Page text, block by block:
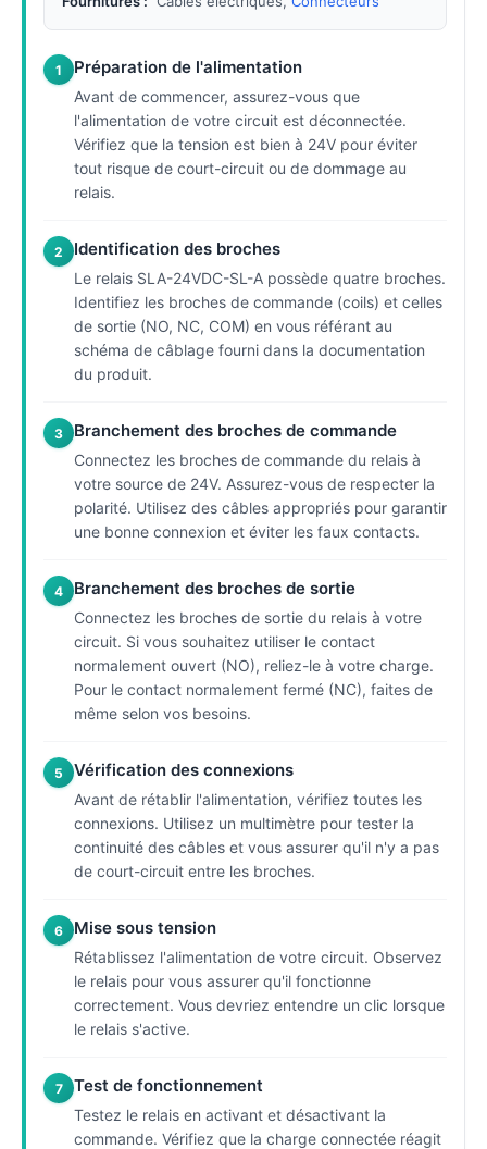
1 Préparation de l'alimentation
Avant de commencer, assurez-vous que
l'alimentation de votre circuit est déconnectée.
Vérifiez que la tension est bien à 24V pour éviter
tout risque de court-circuit ou de dommage au
relais.
2 Identification des broches
Le relais SLA-24VDC-SL-A possède quatre broches.
Identifiez les broches de commande (coils) et celles
de sortie (NO, NC, COM) en vous référant au
schéma de câblage fourni dans la documentation
du produit.
3 Branchement des broches de commande
Connectez les broches de commande du relais à
votre source de 24V. Assurez-vous de respecter la
polarité. Utilisez des câbles appropriés pour garantir
une bonne connexion et éviter les faux contacts.
4 Branchement des broches de sortie
Connectez les broches de sortie du relais à votre
circuit. Si vous souhaitez utiliser le contact
normalement ouvert (NO), reliez-le à votre charge.
Pour le contact normalement fermé (NC), faites de
même selon vos besoins.
5 Vérification des connexions
Avant de rétablir l'alimentation, vérifiez toutes les
connexions. Utilisez un multimètre pour tester la
continuité des câbles et vous assurer qu'il n'y a pas
de court-circuit entre les broches.
6 Mise sous tension
Rétablissez l'alimentation de votre circuit. Observez
le relais pour vous assurer qu'il fonctionne
correctement. Vous devriez entendre un clic lorsque
le relais s'active.
7 Test de fonctionnement
Testez le relais en activant et désactivant la
commande. Vérifiez que la charge connectée réagit